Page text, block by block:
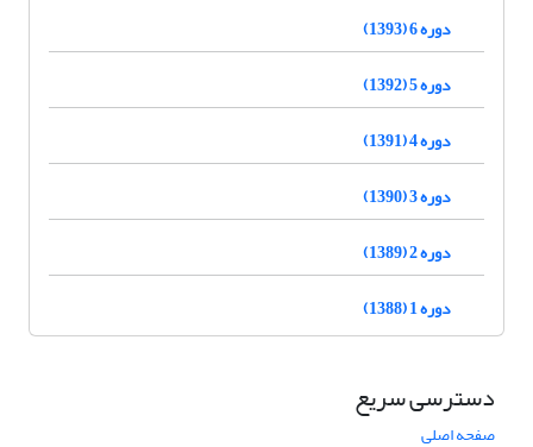
دوره 6 (1393)
دوره 5 (1392)
دوره 4 (1391)
دوره 3 (1390)
دوره 2 (1389)
دوره 1 (1388)
دسترسی سریع
صفحه اصلی